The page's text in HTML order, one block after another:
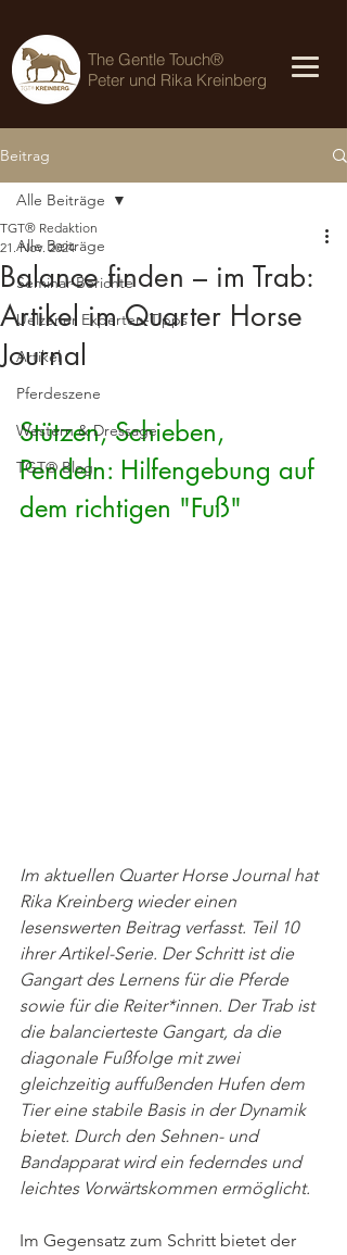
The Gentle Touch®
Peter und Rika Kreinberg
Beitrag
Alle Beiträge
Seminar-Berichte
Uelzener Experten-Tipps
Artikel
Pferdeszene
Western & Dressage
TGT® Blog
Alle Beiträge
Balance finden – im Trab:
Artikel im Quarter Horse
Journal
TGT® Redaktion
21. Nov. 2024
Stützen, Schieben,
Pendeln: Hilfengebung auf
dem richtigen "Fuß"
Im aktuellen Quarter Horse Journal hat
Rika Kreinberg wieder einen
lesenswerten Beitrag verfasst. Teil 10
ihrer Artikel-Serie. Der Schritt ist die
Gangart des Lernens für die Pferde
sowie für die Reiter*innen. Der Trab ist
die balancierteste Gangart, da die
diagonale Fußfolge mit zwei
gleichzeitig auffußenden Hufen dem
Tier eine stabile Basis in der Dynamik
bietet. Durch den Sehnen- und
Bandapparat wird ein federndes und
leichtes Vorwärtskommen ermöglicht.
Im Gegensatz zum Schritt bietet der